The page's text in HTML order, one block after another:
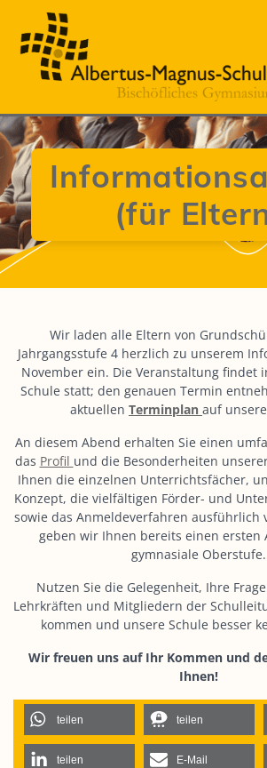
(für
Wir laden alle Eltern von
Jahrgangsstufe 4 herzlich zu unserem
November ein. Die Veranstaltung findet
Schule statt; den genauen Termin
aktuellen Terminplan auf
An diesem Abend erhalten Sie einen
das Profil und die Besonderheiten
Ihnen die einzelnen Unterrichtsfächer,
Konzept, die vielfältigen Förder- und
sowie das Anmeldeverfahren ausführlich
geben wir Ihnen bereits einen ersten
gymnasiale Oberstufe.
Nutzen Sie die Gelegenheit, Ihre
Lehrkräften und Mitgliedern der
kommen und unsere Schule besser
Wir freuen uns auf Ihr Kommen und
Ihnen!
teilen teilen
teilen E-Mail